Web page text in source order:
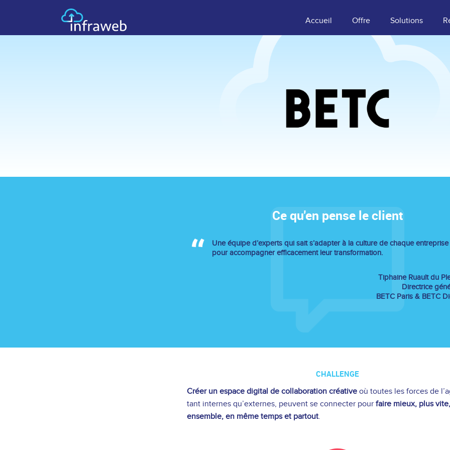
Accueil Offre Solutions
Ce qu'en pense le client
Une équipe d’experts qui sait s’adapter à la culture de chaque entreprise
pour accompagner efficacement leur transformation.
Tiphaine Ruault du
Directrice
BETC Paris & BETC
CHALLENGE
Créer un espace digital de collaboration créative où toutes les forces de
tant internes qu’externes, peuvent se connecter pour faire mieux, plus vite,
ensemble, en même temps et partout.